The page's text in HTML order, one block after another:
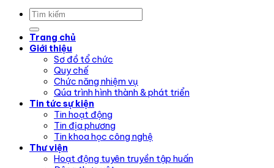
Trang chủ
Giới thiệu
Sơ đồ tổ chức
Quy chế
Chức năng nhiệm vụ
Qúa trình hình thành & phát triển
Tin tức sự kiện
Tin hoạt động
Tin địa phương
Tin khoa học công nghệ
Thư viện
Hoạt động tuyên truyền tập huấn